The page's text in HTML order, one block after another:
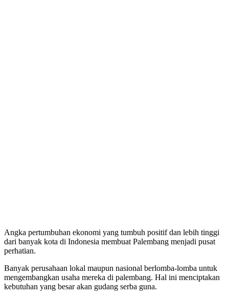
Angka pertumbuhan ekonomi yang tumbuh positif dan lebih tinggi
dari banyak kota di Indonesia membuat Palembang menjadi pusat
perhatian.
Banyak perusahaan lokal maupun nasional berlomba-lomba untuk
mengembangkan usaha mereka di palembang. Hal ini menciptakan
kebutuhan yang besar akan gudang serba guna.